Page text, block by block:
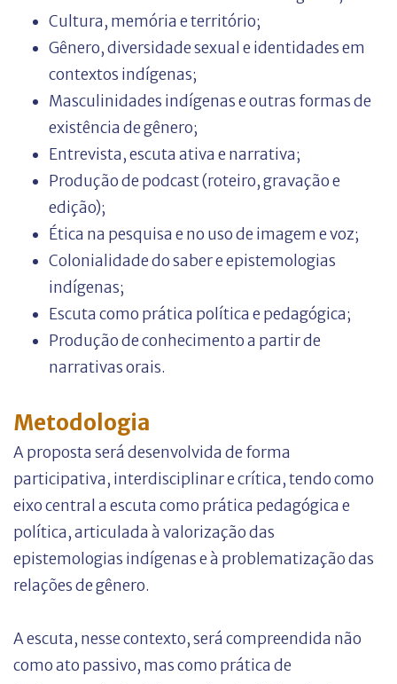
Cultura, memória e território;
Gênero, diversidade sexual e identidades em
contextos indígenas;
Masculinidades indígenas e outras formas de
existência de gênero;
Entrevista, escuta ativa e narrativa;
Produção de podcast (roteiro, gravação e
edição);
Ética na pesquisa e no uso de imagem e voz;
Colonialidade do saber e epistemologias
indígenas;
Escuta como prática política e pedagógica;
Produção de conhecimento a partir de
narrativas orais.
Metodologia
A proposta será desenvolvida de forma
participativa, interdisciplinar e crítica, tendo como
eixo central a escuta como prática pedagógica e
política, articulada à valorização das
epistemologias indígenas e à problematização das
relações de gênero.
A escuta, nesse contexto, será compreendida não
como ato passivo, mas como prática de